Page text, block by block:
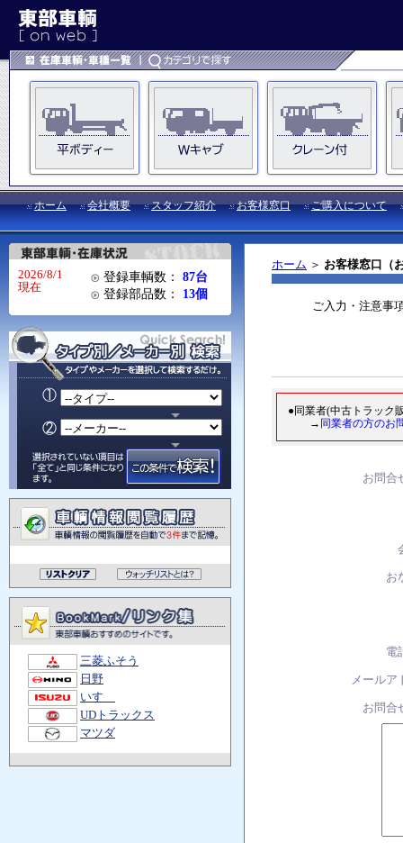
ホーム 会社概要 スタッフ紹介 お客様窓口 ご購入について
ホーム ＞ お客様窓口（
ご入力・注意事
●同業者(中古トラック
→ 同業者の方のお
お問合
お
電
メールア
お問合
2026/8/1
現在
登録車輌数：
87台
登録部品数：
13個
三菱ふそう
日野
いすゞ
UDトラックス
マツダ